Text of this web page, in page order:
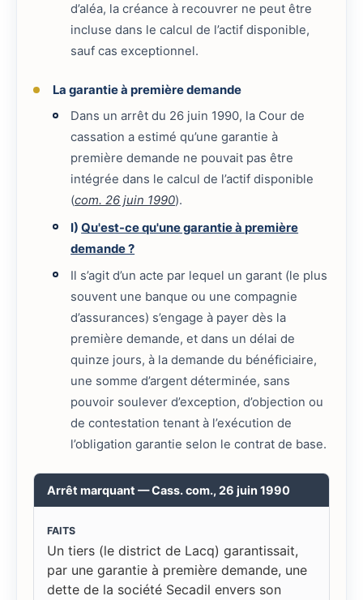
d’aléa, la créance à recouvrer ne peut être
incluse dans le calcul de l’actif disponible,
sauf cas exceptionnel.
La garantie à première demande
Dans un arrêt du 26 juin 1990, la Cour de
cassation a estimé qu’une garantie à
première demande ne pouvait pas être
intégrée dans le calcul de l’actif disponible
(com. 26 juin 1990).
I)Qu'est-ce qu'une garantie à première
demande ?
Il s’agit d’un acte par lequel un garant (le plus
souvent une banque ou une compagnie
d’assurances) s’engage à payer dès la
première demande, et dans un délai de
quinze jours, à la demande du bénéficiaire,
une somme d’argent déterminée, sans
pouvoir soulever d’exception, d’objection ou
de contestation tenant à l’exécution de
l’obligation garantie selon le contrat de base.
Arrêt marquant — Cass. com., 26 juin 1990
FAITS
Un tiers (le district de Lacq) garantissait,
par une garantie à première demande, une
dette de la société Secadil envers son